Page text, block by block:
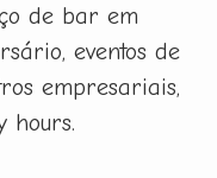
de bar em
eventos de
empresariais,
hours.